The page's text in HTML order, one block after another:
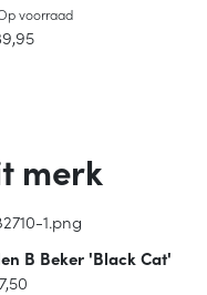
voorraad
voorraad
merk
B Beker 'black Cat'